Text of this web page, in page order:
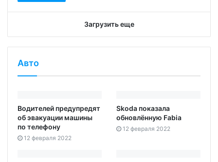
Загрузить еще
Авто
Водителей предупредят
об эвакуации машины
по телефону
12 февраля 2022
Skoda показала
обновлённую Fabia
12 февраля 2022